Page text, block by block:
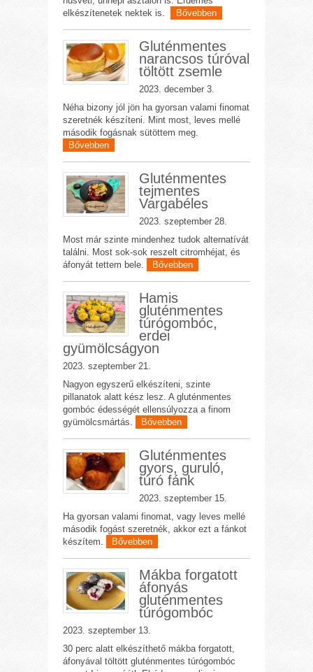
elkészítenetek nektek is.
Bővebben
Gluténmentes
narancsos túróval
töltött zsemle
2023. december 3.
Néha bizony jól jön ha gyorsan valami finomat
szeretnék készíteni. Mint most, leves mellé
második fogásnak sütöttem meg.
Bővebben
Gluténmentes
tejmentes
Vargabéles
2023. szeptember 28.
Most már szinte mindenhez tudok alternatívát
találni. Most sok-sok reszelt citromhéjat, és
áfonyát tettem bele.
Bővebben
Hamis
gluténmentes
túrógombóc,
erdei
gyümölcságyon
2023. szeptember 21.
Nagyon egyszerű elkészíteni, szinte
pillanatok alatt kész lesz. A gluténmentes
gombóc édességét ellensúlyozza a finom
gyümölcsmártás.
Bővebben
Gluténmentes
gyors, guruló,
túró fánk
2023. szeptember 15.
Ha gyorsan valami finomat, vagy leves mellé
második fogást szeretnék, akkor ezt a fánkot
készítem.
Bővebben
Mákba forgatott
áfonyás
gluténmentes
túrógombóc
2023. szeptember 13.
30 perc alatt elkészíthető mákba forgatott,
áfonyával töltött gluténmentes túrógombóc